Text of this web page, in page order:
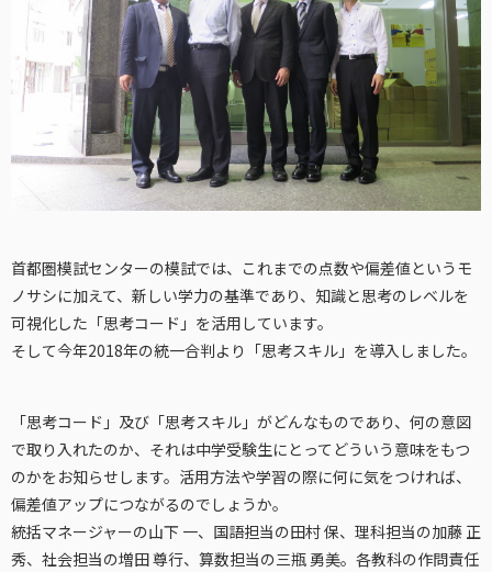
首都圏模試センターの模試では、これまでの点数や偏差値というモ
ノサシに加えて、新しい学力の基準であり、知識と思考のレベルを
可視化した「思考コード」を活用しています。
そして今年2018年の統一合判より「思考スキル」を導入しました。
「思考コード」及び「思考スキル」がどんなものであり、何の意図
で取り入れたのか、それは中学受験生にとってどういう意味をもつ
のかをお知らせします。活用方法や学習の際に何に気をつければ、
偏差値アップにつながるのでしょうか。
統括マネージャーの山下 一、国語担当の田村 保、理科担当の加藤 正
秀、社会担当の増田 尊行、算数担当の三瓶 勇美。各教科の作問責任